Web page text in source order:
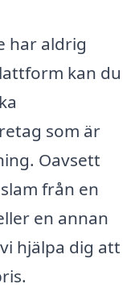
har aldrig
kan du
som är
Oavsett
från en
en annan
hjälpa dig att